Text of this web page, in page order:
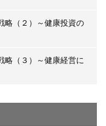
略（２）～健康投資の
略（３）～健康経営に